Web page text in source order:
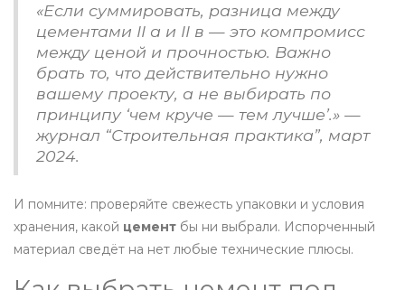
«Если суммировать, разница между
цементами II а и II в — это компромисс
между ценой и прочностью. Важно
брать то, что действительно нужно
вашему проекту, а не выбирать по
принципу ‘чем круче — тем лучше’.» —
журнал “Строительная практика”, март
2024.
И помните: проверяйте свежесть упаковки и условия
хранения, какой цемент бы ни выбрали. Испорченный
материал сведёт на нет любые технические плюсы.